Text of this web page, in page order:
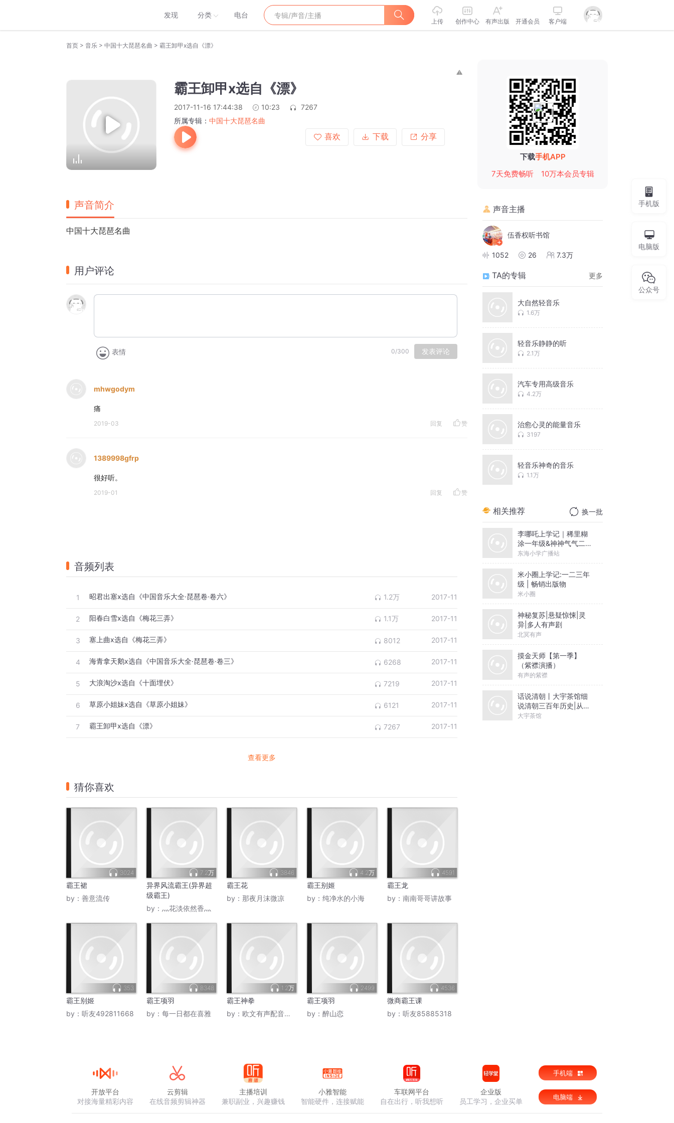
发现 分类 电台
上传 创作中心 有声出版 开通会员 客户端
首页 > 音乐 > 中国十大琵琶名曲 > 霸王卸甲x选自《漂》
霸王卸甲x选自《漂》
2017-11-16 17:44:38 10:23
7267
所属专辑： 中国十大琵琶名曲
喜欢
下载 分享
声音简介
中国十大琵琶名曲
用户评论
表情 0/300 发表评论
mhwgodym
痛
2019-03 回复 赞
1389998gfrp
很好听。
2019-01 回复 赞
音频列表
1 昭君出塞x选自《中国音乐大全·琵琶卷·卷六》 1.2万 2017-11
2 阳春白雪x选自《梅花三弄》 1.1万 2017-11
3 塞上曲x选自《梅花三弄》 8012 2017-11
4 海青拿天鹅x选自《中国音乐大全·琵琶卷·卷三》 6268 2017-11
5 大浪淘沙x选自《十面埋伏》 7219 2017-11
6 草原小姐妹x选自《草原小姐妹》 6121 2017-11
7 霸王卸甲x选自《漂》 7267 2017-11
查看更多
猜你喜欢
3024
霸王裙
by： 善意流传
7.2万
异界风流霸王(异界超
级霸王)
by： 灬花淡依然香灬
3846
霸王花
by： 那夜月沫微凉
4.2万
霸王别姬
by： 纯净水的小海
4591
霸王龙
by： 南南哥哥讲故事
353
霸王别姬
by： 听友492811668
8348
霸王项羽
by： 每一日都在喜雅
1.2万
霸王神拳
by： 欧文有声配音工作室
2499
霸王项羽
by： 醉山恋
4536
微商霸王课
by： 听友85885318
下载手机APP
7天免费畅听
10万本会员专辑
声音主播
伍香权听书馆
1052 26 7.3万
TA的专辑 更多
大自然轻音乐
1.6万
轻音乐静静的听
2.1万
汽车专用高级音乐
4.2万
治愈心灵的能量音乐
3197
轻音乐神奇的音乐
1.1万
相关推荐 换一批
李哪吒上学记｜稀里糊
涂一年级&神神气气二年
级
东海小学广播站
米小圈上学记:一二三年
级 | 畅销出版物
米小圈
神秘复苏|悬疑惊悚|灵
异|多人有声剧
北冥有声
摸金天师【第一季】
（紫襟演播）
有声的紫襟
话说清朝丨大宇茶馆细
说清朝三百年历史|从努
尔哈赤到末代皇帝溥仪|
大宇茶馆
手机版
电脑版
公众号
开放平台
对接海量精彩内容
云剪辑
在线音频剪辑神器
主播培训
兼职副业，兴趣赚钱
小雅智能
智能硬件，连接赋能
车联网平台
自在出行，听我想听
企业版
员工学习，企业买单
手机端
电脑端